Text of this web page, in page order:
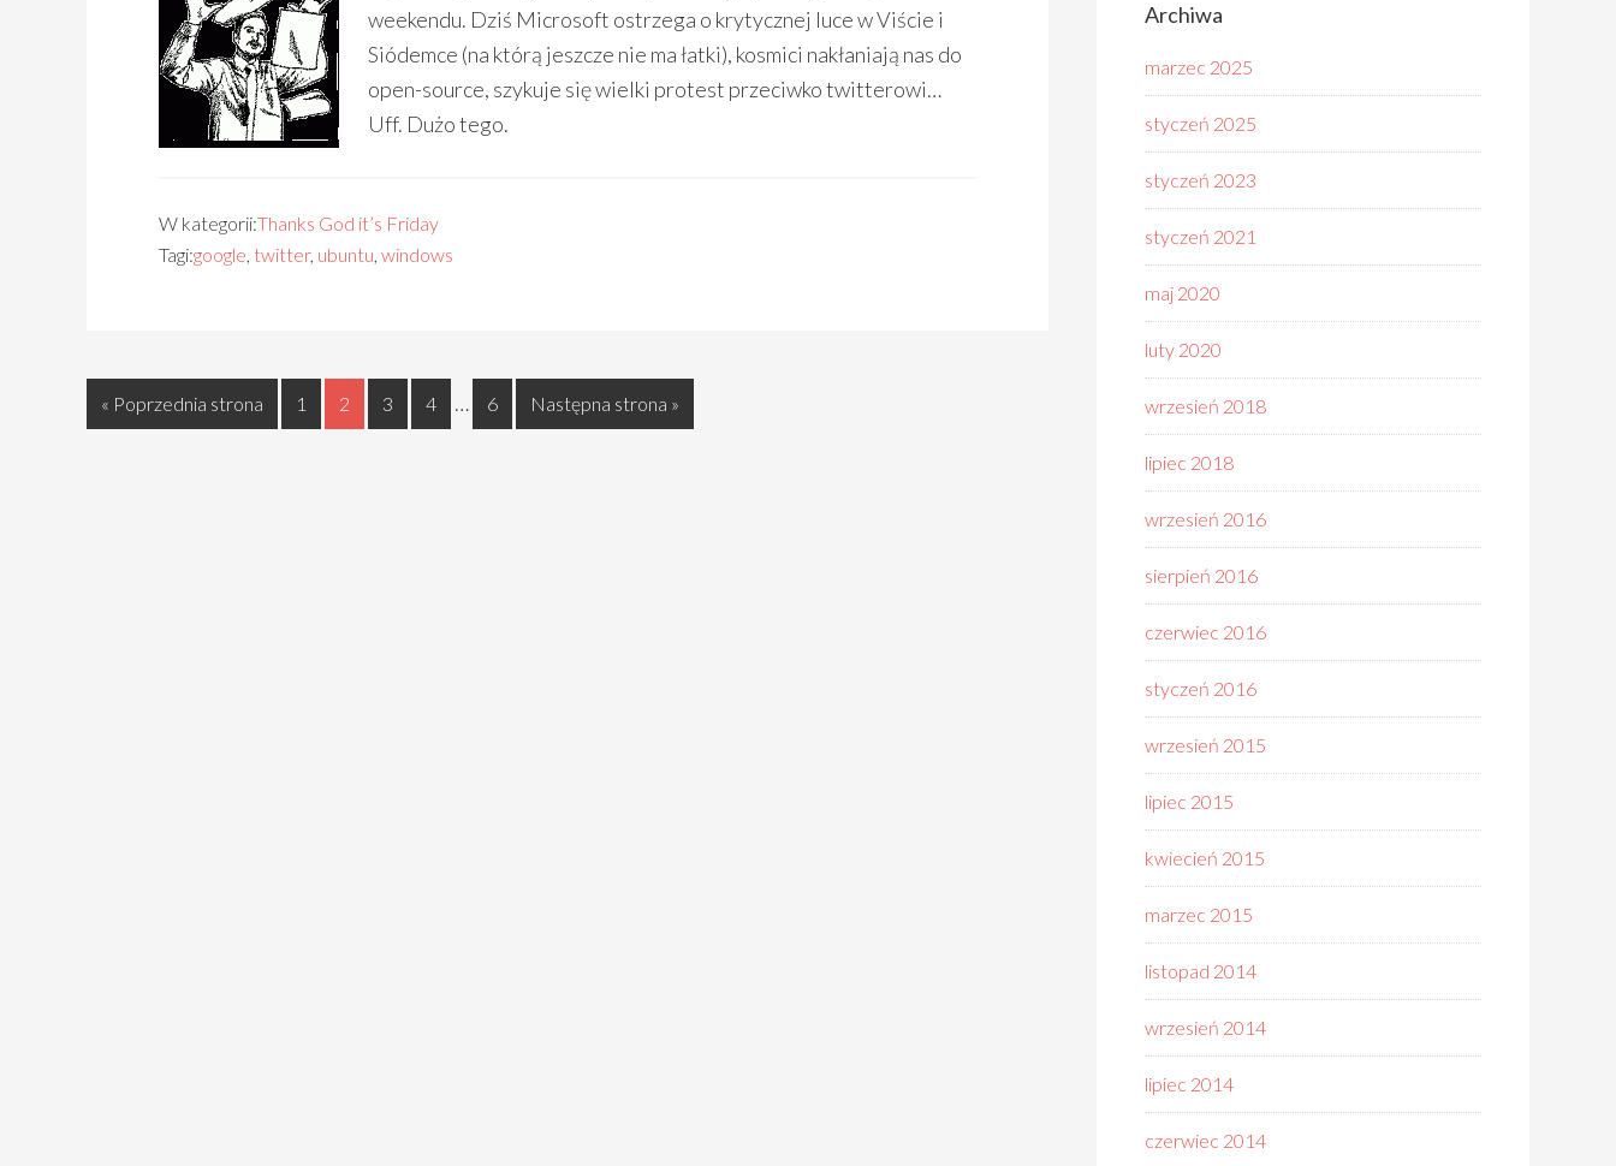
weekendu. Dziś Microsoft ostrzega o krytycznej luce w Viście i
Siódemce (na którą jeszcze nie ma łatki), kosmici nakłaniają nas do
open-source, szykuje się wielki protest przeciwko twitterowi…
Uff. Dużo tego.
W kategorii:Thanks God it’s Friday
Tagi:google, twitter, ubuntu, windows
« Poprzednia strona 1 2 3 4 … 6 Następna strona »
Archiwa
marzec 2025
styczeń 2025
styczeń 2023
styczeń 2021
maj 2020
luty 2020
wrzesień 2018
lipiec 2018
wrzesień 2016
sierpień 2016
czerwiec 2016
styczeń 2016
wrzesień 2015
lipiec 2015
kwiecień 2015
marzec 2015
listopad 2014
wrzesień 2014
lipiec 2014
czerwiec 2014